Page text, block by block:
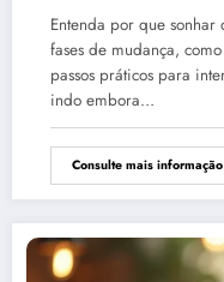
interpretar?
Entenda por que
fases de mudança,
passos práticos para
indo embora…
Consulte mais informação